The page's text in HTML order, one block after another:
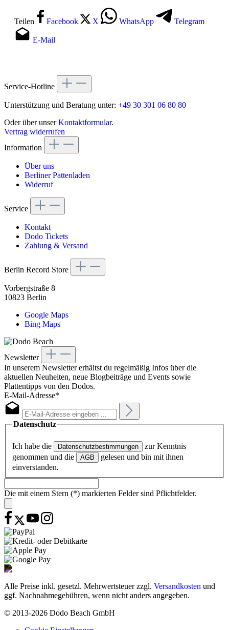
Teilen Facebook X WhatsApp Telegram
E-Mail
Service-Hotline
Unterstützung und Beratung unter: +49 30 301 06 80 80
Oder über unserKontaktformular.
Vertrag widerrufen
Information
Über uns
Berliner Pattenladen
Widerruf
Service
Kontakt
Dodo Tickets
Zahlung & Versand
Berlin Record Store
Vorbergstraße 8
10823 Berlin
Google Maps
Bing Maps
Newsletter
In unserem Newsletter erhältst du regelmäßig Infos über die
aktuellen Neuheiten, neue Blogbeiträge und Events sowie
Plattentipps von den Dodos.
E-Mail-Adresse*
Datenschutz
Ich habe die Datenschutzbestimmungen
zur Kenntnis
genommen und die
AGB
gelesen und bin mit ihnen
einverstanden.
Die mit einem Stern (*) markierten Felder sind Pflichtfelder.
Alle Preise inkl. gesetzl. Mehrwertsteuer zzgl. Versandkosten und
ggf. Nachnahmegebühren, wenn nicht anders angegeben.
© 2013-2026 Dodo Beach GmbH